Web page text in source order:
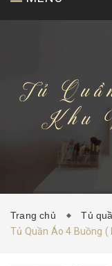
KHÁCH HÀNG
HƯỚNG DẪN MUA
Tủ
Khu
Trang chủ
Tủ
Tủ Quần Áo 4 Buồng (